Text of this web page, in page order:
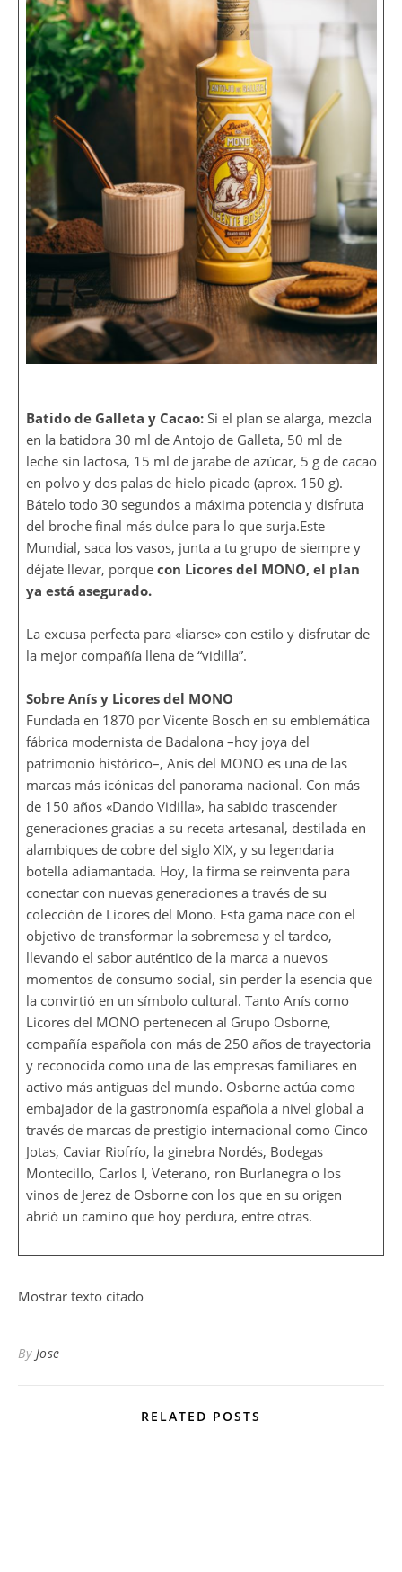
Batido de Galleta y Cacao:Si el plan se alarga, mezcla
en la batidora 30 ml de Antojo de Galleta, 50 ml de
leche sin lactosa, 15 ml de jarabe de azúcar, 5 g de cacao
en polvo y dos palas de hielo picado (aprox. 150 g).
Bátelo todo 30 segundos a máxima potencia y disfruta
del broche final más dulce para lo que surja.Este
Mundial, saca los vasos, junta a tu grupo de siempre y
déjate llevar, porque con Licores del MONO, el plan
ya está asegurado.
La excusa perfecta para «liarse» con estilo y disfrutar de
la mejor compañía llena de “vidilla”.
Sobre Anís y Licores del MONO
Fundada en 1870 por Vicente Bosch en su emblemática
fábrica modernista de Badalona –hoy joya del
patrimonio histórico–, Anís del MONO es una de las
marcas más icónicas del panorama nacional. Con más
de 150 años «Dando Vidilla», ha sabido trascender
generaciones gracias a su receta artesanal, destilada en
alambiques de cobre del siglo XIX, y su legendaria
botella adiamantada. Hoy, la firma se reinventa para
conectar con nuevas generaciones a través de su
colección de Licores del Mono. Esta gama nace con el
objetivo de transformar la sobremesa y el tardeo,
llevando el sabor auténtico de la marca a nuevos
momentos de consumo social, sin perder la esencia que
la convirtió en un símbolo cultural. Tanto Anís como
Licores del MONO pertenecen al Grupo Osborne,
compañía española con más de 250 años de trayectoria
y reconocida como una de las empresas familiares en
activo más antiguas del mundo. Osborne actúa como
embajador de la gastronomía española a nivel global a
través de marcas de prestigio internacional como Cinco
Jotas, Caviar Riofrío, la ginebra Nordés, Bodegas
Montecillo, Carlos I, Veterano, ron Burlanegra o los
vinos de Jerez de Osborne con los que en su origen
abrió un camino que hoy perdura, entre otras.
Mostrar texto citado
By Jose
RELATED POSTS